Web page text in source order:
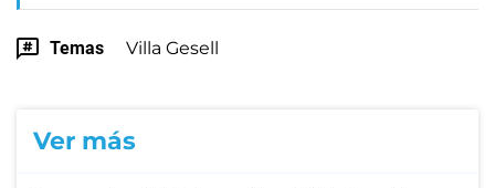
Temas Villa Gesell
Ver más